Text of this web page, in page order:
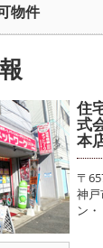
物件
住
式
本
〒
神
ン